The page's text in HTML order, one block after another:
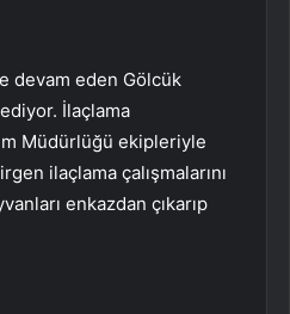
devam eden Gölcük
İlaçlama
Müdürlüğü ekipleriyle
ilaçlama çalışmalarını
enkazdan çıkarıp